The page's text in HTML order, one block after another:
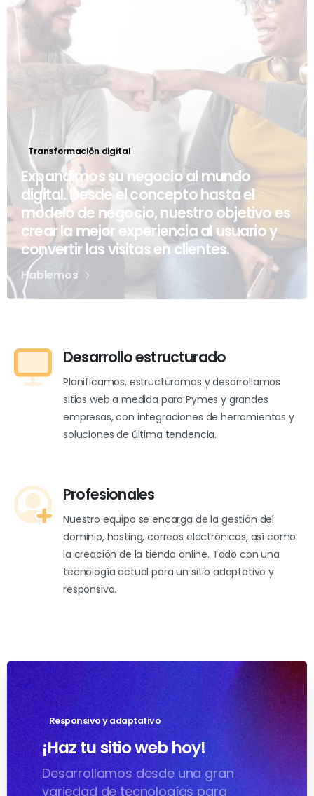
Transformación digital
Expandimos su negocio al mundo
digital.Desde el concepto hasta el
modelo de negocio, nuestro objetivo es
crear la mejor experiencia al usuario y
convertir las visitas en clientes.
Hablemos
Desarrollo estructurado
Planificamos, estructuramos y desarrollamos
sitios web a medida para Pymes y grandes
empresas, con integraciones de herramientas y
soluciones de última tendencia.
Profesionales
Nuestro equipo se encarga de la gestión del
dominio, hosting, correos electrónicos, así como
la creación de la tienda online. Todo con una
tecnología actual para un sitio adaptativo y
responsivo.
Responsivo y adaptativo
¡Haz tu sitio web hoy!
Desarrollamos desde una gran
variedad de tecnologías para